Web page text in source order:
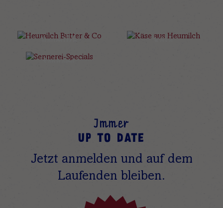
BUTTER & CO
Sennerei
Immer
UP TO DATE
Jetzt anmelden und auf dem
Laufenden bleiben.